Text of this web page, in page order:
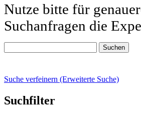
Nutze bitte für
Suchanfragen die
Suche verfeinern (Erweiterte Suche)
Suchfilter